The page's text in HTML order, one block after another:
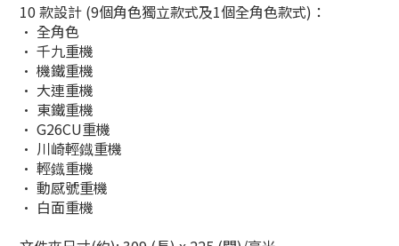
10 款設計 (9個角色獨立款式及1個全角色款式)：
• 全角色
• 千九重機
• 機鐵重機
• 大連重機
• 東鐵重機
• G26CU重機
• 川崎輕鐡重機
• 輕鐡重機
• 動感號重機
• 白面重機